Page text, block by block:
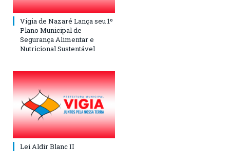
Vigia de Nazaré Lança seu 1º
Plano Municipal de
Segurança Alimentar e
Nutricional Sustentável
Lei Aldir Blanc II